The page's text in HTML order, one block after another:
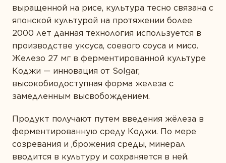
Белки и аминокислоты
Витамины
Жирные кислоты
Комплексы
Коэнзим
Минералы
Пробиотики
Растения
выращенной на рисе, культура тесно связана с
японской культурой на протяжении более
2000 лет данная технология используется в
производстве уксуса, соевого соуса и мисо.
Железо 27 мг в ферментированной культуре
Коджи — инновация от Solgar,
высокобиодоступная форма железа с
замедленным высвобождением.
Продукт получают путем введения жёлеза в
ферментированную среду Коджи. По мере
созревания и ,брожения среды, минерал
вводится в культуру и сохраняется в ней.
ПРЕДСТАВЬТЕСЬ *
ВАШ ГОРОД *
E-MAIL *